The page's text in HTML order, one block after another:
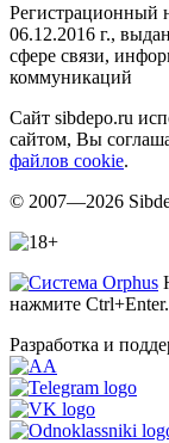
06.12.2016 г.,
сфере связи,
коммуникаций
Сайт sibdepo.ru
сайтом, Вы
файлов cookie.
© 2007—2026
нажмите Ctrl+Enter.
Разработка и